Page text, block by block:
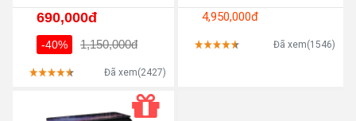
690,000đ
-40% 1,150,000đ
Đã xem(2427)
4,950,000đ
Đã xem(1546)